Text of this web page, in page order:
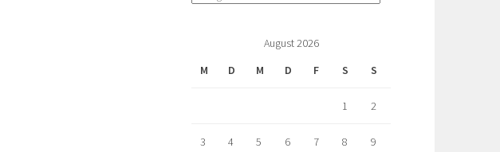
August 2026
M
D M D F S S
1 2
3 4 5 6 7 8 9